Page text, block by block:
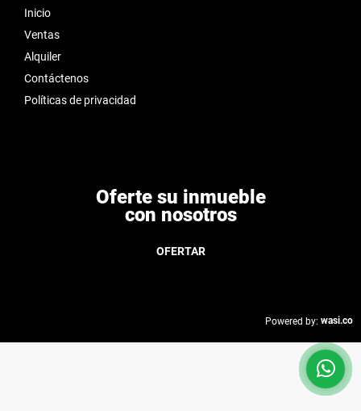
Inicio
Ventas
Alquiler
Contáctenos
Políticas de privacidad
Oferte su inmueble
con nosotros
OFERTAR
Powered by: wasi.co